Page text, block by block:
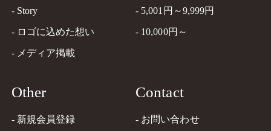
- Story
- ロゴに込めた想い
- メディア掲載
- 5,001円～9,999円
- 10,000円～
Other
- 新規会員登録
Contact
- お問い合わせ